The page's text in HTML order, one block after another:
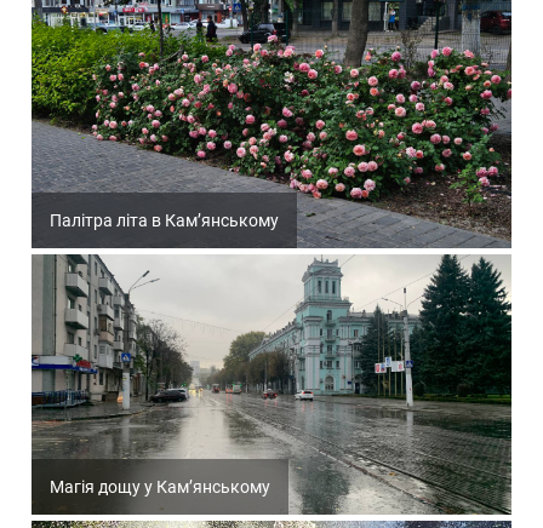
Палітра літа в Кам’янському
Магія дощу у Кам’янському